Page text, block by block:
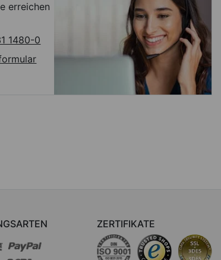
erreichen
1480-0
ZERTIFIKATE